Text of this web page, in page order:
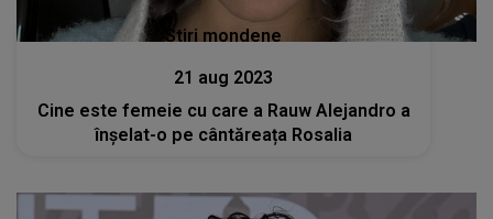
Stiri mondene
21 aug 2023
Cine este femeie cu care a Rauw Alejandro a
înșelat-o pe cântăreața Rosalia